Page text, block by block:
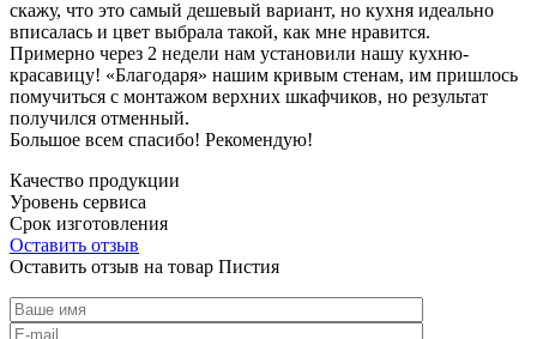
скажу, что это самый дешевый вариант, но кухня идеально
вписалась и цвет выбрала такой, как мне нравится.
Примерно через 2 недели нам установили нашу кухню-
красавицу! «Благодаря» нашим кривым стенам, им пришлось
помучиться с монтажом верхних шкафчиков, но результат
получился отменный.
Большое всем спасибо! Рекомендую!
Качество продукции
Уровень сервиса
Срок изготовления
Оставить отзыв
Оставить отзыв на товар Пистия